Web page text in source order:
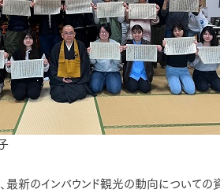
新のインバウンド観光の動向についての